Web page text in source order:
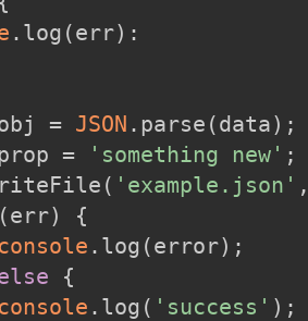
.log(err):
= JSON .parse(data);
=
'something new' ;
'example.json'
(err) {
console .log(error);
{
console .log( 'success' );